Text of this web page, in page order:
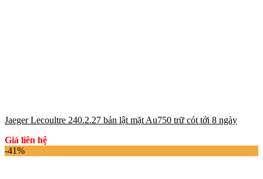
Jaeger Lecoultre 240.2.27 bản lật mặt Au750 trữ cót tới 8 ngày
Giá liên hệ
-41%